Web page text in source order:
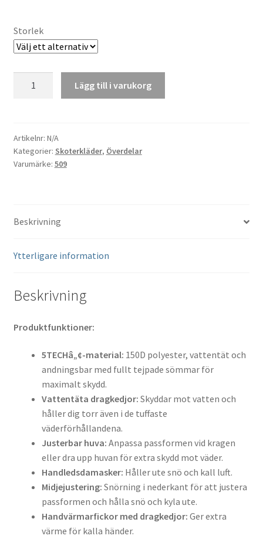
Storlek
Sharkskin
mängd
Lägg till i varukorg
Artikelnr: N/A
Kategorier: Skoterkläder, Överdelar
Varumärke: 509
Beskrivning
Ytterligare information
Beskrivning
Produktfunktioner:
5TECHâ„¢-material: 150D polyester, vattentät och
andningsbar med fullt tejpade sömmar för
maximalt skydd.
Vattentäta dragkedjor: Skyddar mot vatten och
håller dig torr även i de tuffaste
väderförhållandena.
Justerbar huva: Anpassa passformen vid kragen
eller dra upp huvan för extra skydd mot väder.
Handledsdamasker: Håller ute snö och kall luft.
Midjejustering: Snörning i nederkant för att justera
passformen och hålla snö och kyla ute.
Handvärmarfickor med dragkedjor: Ger extra
värme för kalla händer.